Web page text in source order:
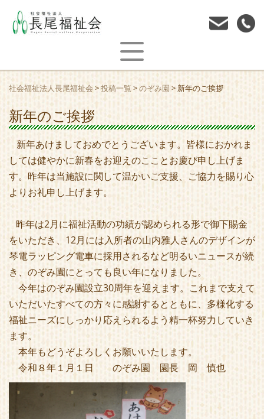
社会福祉法人長尾福祉会>投稿一覧 >のぞみ園 > 新年のご挨拶
新年のご挨拶
新年あけましておめでとうございます。皆様におかれま
しては健やかに新春をお迎えのこことお慶び申し上げま
す。昨年は当施設に関して温かいご支援、ご協力を賜り心
よりお礼申し上げます。
昨年は2月に福祉活動の功績が認められる形で御下賜金
をいただき、12月には入所者の山内雅人さんのデザインが
琴電ラッピング電車に採用されるなど明るいニュースが続
き、のぞみ園にとっても良い年になりました。
今年はのぞみ園設立30周年を迎えます。これまで支えて
いただいたすべての方々に感謝するとともに、多様化する
福祉ニーズにしっかり応えられるよう精一杯努力していき
ます。
本年もどうぞよろしくお願いいたします。
令和８年１月１日のぞみ園 園長 岡 慎也